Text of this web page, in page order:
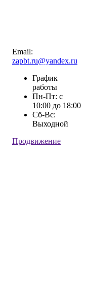
Email:
zapbt.ru@yandex.ru
График
работы
Пн-Пт: с
10:00 до 18:00
Сб-Вс:
Выходной
Продвижение